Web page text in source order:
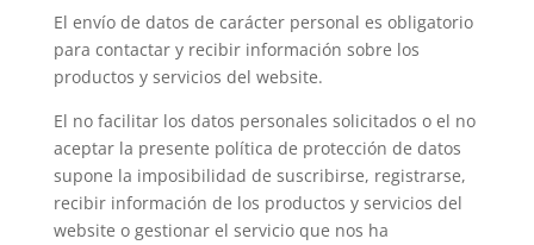
El envío de datos de carácter personal es obligatorio
para contactar y recibir información sobre los
productos y servicios del website.
El no facilitar los datos personales solicitados o el no
aceptar la presente política de protección de datos
supone la imposibilidad de suscribirse, registrarse,
recibir información de los productos y servicios del
website o gestionar el servicio que nos ha